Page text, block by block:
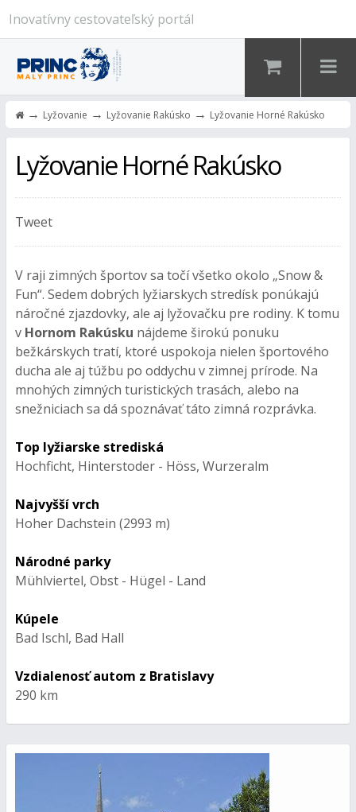
Inovatívny cestovateľský portál
→ Lyžovanie → Lyžovanie Rakúsko → Lyžovanie Horné Rakúsko
Lyžovanie Horné Rakúsko
Tweet
V raji zimných športov sa točí všetko okolo „Snow &
Fun“. Sedem dobrých lyžiarskych stredísk ponúkajú
náročné zjazdovky, ale aj lyžovačku pre rodiny. K tomu
vHornom Rakúsku nájdeme širokú ponuku
bežkárskych tratí, ktoré uspokoja nielen športového
ducha ale aj túžbu po oddychu v zimnej prírode. Na
mnohých zimných turistických trasách, alebo na
snežniciach sa dá spoznávať táto zimná rozprávka.
Top lyžiarske strediská
Hochficht, Hinterstoder - Höss, Wurzeralm
Najvyšší vrch
Hoher Dachstein (2993 m)
Národné parky
Mühlviertel, Obst - Hügel - Land
Kúpele
Bad Ischl, Bad Hall
Vzdialenosť autom z Bratislavy
290 km